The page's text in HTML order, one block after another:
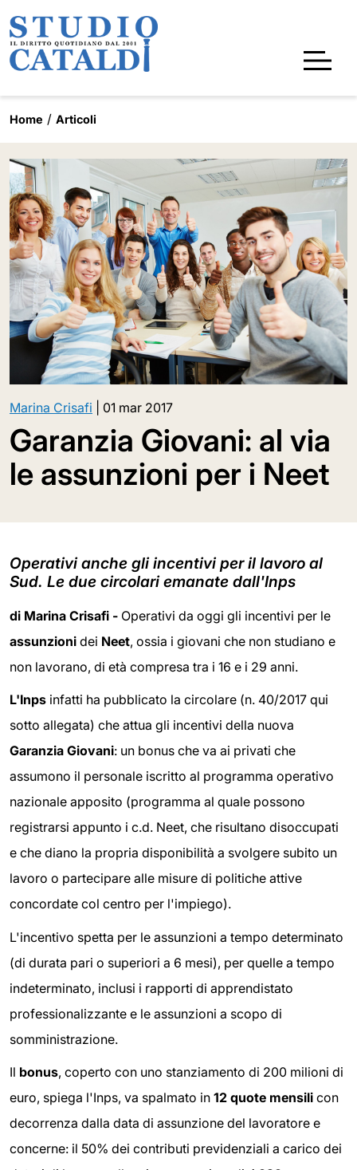
Home Articoli
Marina Crisafi 01 mar 2017
Garanzia Giovani: al via
le assunzioni per i Neet
Operativi anche gli incentivi per il lavoro al
Sud. Le due circolari emanate dall'Inps
di Marina Crisafi - Operativi da oggi gli incentivi per le
assunzioni dei Neet, ossia i giovani che non studiano e
non lavorano, di età compresa tra i 16 e i 29 anni.
L'Inps infatti ha pubblicato la circolare (n. 40/2017 qui
sotto allegata) che attua gli incentivi della nuova
Garanzia Giovani: un bonus che va ai privati che
assumono il personale iscritto al programma operativo
nazionale apposito (programma al quale possono
registrarsi appunto i c.d. Neet, che risultano disoccupati
e che diano la propria disponibilità a svolgere subito un
lavoro o partecipare alle misure di politiche attive
concordate col centro per l'impiego).
L'incentivo spetta per le assunzioni a tempo determinato
(di durata pari o superiori a 6 mesi), per quelle a tempo
indeterminato, inclusi i rapporti di apprendistato
professionalizzante e le assunzioni a scopo di
somministrazione.
Il bonus, coperto con uno stanziamento di 200 milioni di
euro, spiega l'Inps, va spalmato in 12 quote mensili con
decorrenza dalla data di assunzione del lavoratore e
concerne: il 50% dei contributi previdenziali a carico dei